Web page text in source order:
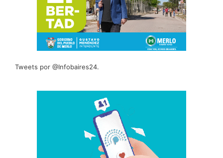
Tweets por @Infobaires24.